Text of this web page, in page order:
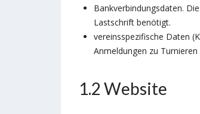
Bankverbindungsdaten.
Lastschrift benötigt.
vereinsspezifische Daten
Anmeldungen zu
1.2 Website